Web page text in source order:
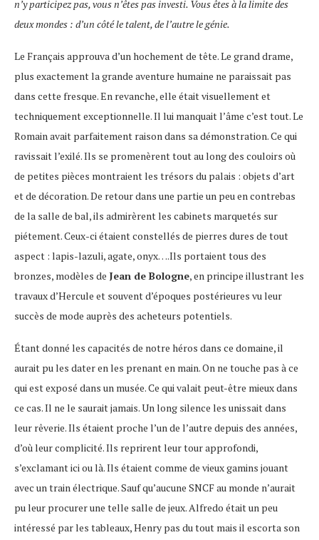
n’y participez pas, vous n’êtes pas investi. Vous êtes à la limite des
deux mondes : d’un côté le talent, de l’autre le génie.
Le Français approuva d’un hochement de tête. Le grand drame,
plus exactement la grande aventure humaine ne paraissait pas
dans cette fresque. En revanche, elle était visuellement et
techniquement exceptionnelle. Il lui manquait l’âme c’est tout. Le
Romain avait parfaitement raison dans sa démonstration. Ce qui
ravissait l’exilé. Ils se promenèrent tout au long des couloirs où
de petites pièces montraient les trésors du palais : objets d’art
et de décoration. De retour dans une partie un peu en contrebas
de la salle de bal, ils admirèrent les cabinets marquetés sur
piétement. Ceux-ci étaient constellés de pierres dures de tout
aspect : lapis-lazuli, agate, onyx….Ils portaient tous des
bronzes, modèles de Jean de Bologne, en principe illustrant les
travaux d’Hercule et souvent d’époques postérieures vu leur
succès de mode auprès des acheteurs potentiels.
Étant donné les capacités de notre héros dans ce domaine, il
aurait pu les dater en les prenant en main. On ne touche pas à ce
qui est exposé dans un musée. Ce qui valait peut-être mieux dans
ce cas. Il ne le saurait jamais. Un long silence les unissait dans
leur rêverie. Ils étaient proche l’un de l’autre depuis des années,
d’où leur complicité. Ils reprirent leur tour approfondi,
s’exclamant ici ou là. Ils étaient comme de vieux gamins jouant
avec un train électrique. Sauf qu’aucune SNCF au monde n’aurait
pu leur procurer une telle salle de jeux. Alfredo était un peu
intéressé par les tableaux, Henry pas du tout mais il escorta son